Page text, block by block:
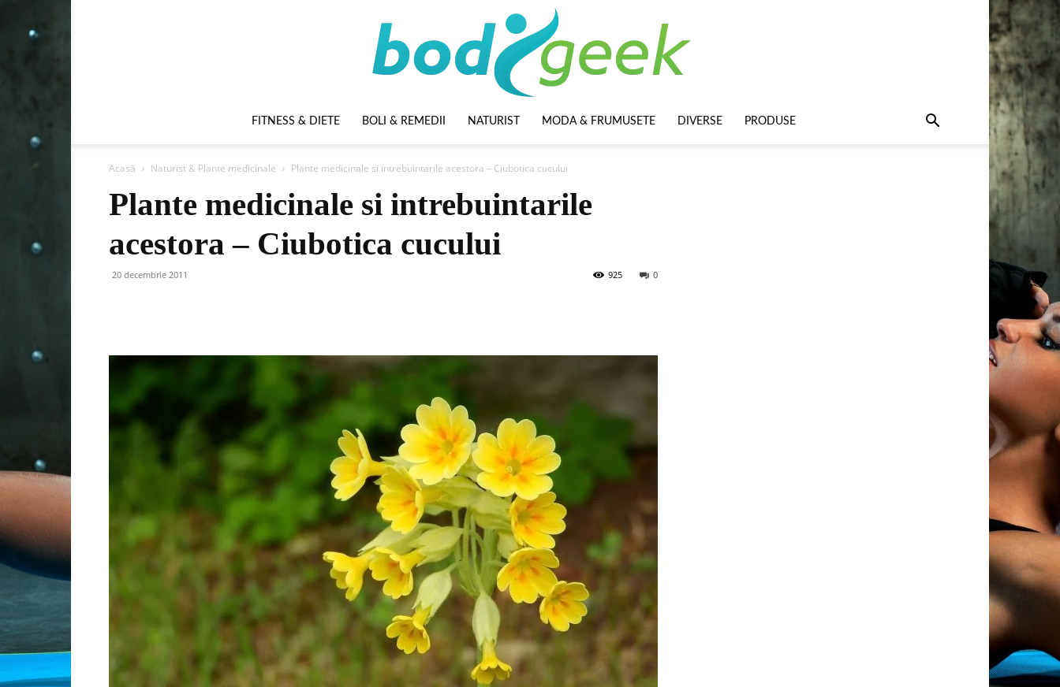
FITNESS & DIETE BOLI & REMEDII NATURIST MODA & FRUMUSETE DIVERSE PRODUSE
Acasă Naturist & Plante medicinale Plante medicinale si intrebuintarile acestora – Ciubotica cucului
Plante medicinale si intrebuintarile
acestora – Ciubotica cucului
20 decembrie 2011 0
925